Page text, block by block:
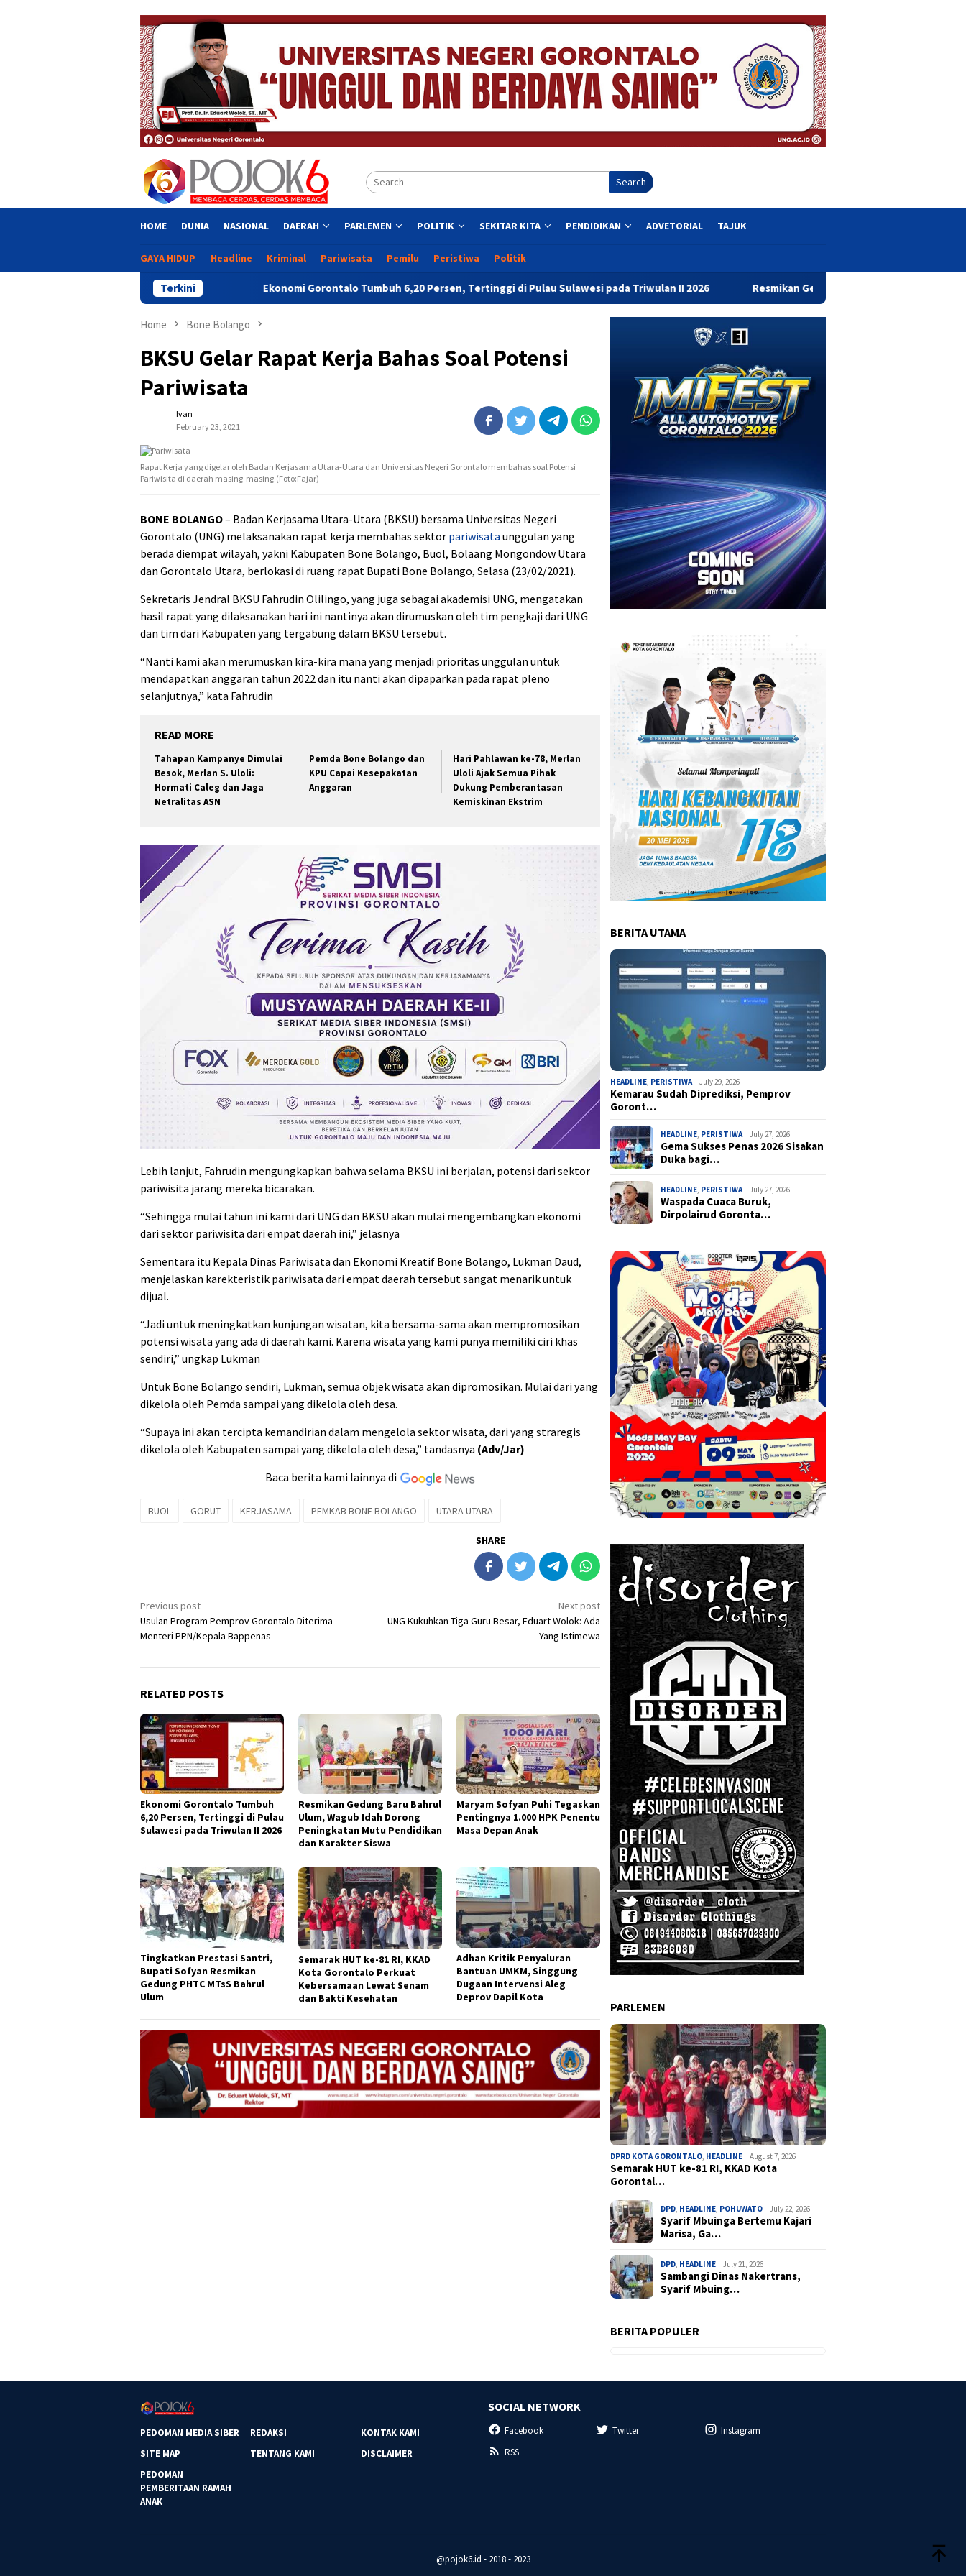
Search
HOME DUNIA NASIONAL DAERAH PARLEMEN POLITIK SEKITAR KITA PENDIDIKAN ADVETORIAL TAJUK
GAYA HIDUP Headline Kriminal Pariwisata Pemilu Peristiwa Politik
Terkini
Ekonomi Gorontalo Tumbuh 6,20 Persen, Tertinggi di Pulau Sulawesi pada Triwulan II 2026 Resmikan Gedung Baru Bahrul Ulum, Wagub Idah Dorong
Home Bone Bolango
BKSU Gelar Rapat Kerja Bahas Soal Potensi
Pariwisata
Ivan
February 23, 2021
Rapat Kerja yang digelar oleh Badan Kerjasama Utara-Utara dan Universitas Negeri Gorontalo membahas soal Potensi
Pariwisita di daerah masing-masing.(Foto:Fajar)
BONE BOLANGO– Badan Kerjasama Utara-Utara (BKSU) bersama Universitas Negeri
Gorontalo (UNG) melaksanakan rapat kerja membahas sektor pariwisata unggulan yang
berada diempat wilayah, yakni Kabupaten Bone Bolango, Buol, Bolaang Mongondow Utara
dan Gorontalo Utara, berlokasi di ruang rapat Bupati Bone Bolango, Selasa (23/02/2021).
Sekretaris Jendral BKSU Fahrudin Olilingo, yang juga sebagai akademisi UNG, mengatakan
hasil rapat yang dilaksanakan hari ini nantinya akan dirumuskan oleh tim pengkaji dari UNG
dan tim dari Kabupaten yang tergabung dalam BKSU tersebut.
“Nanti kami akan merumuskan kira-kira mana yang menjadi prioritas unggulan untuk
mendapatkan anggaran tahun 2022 dan itu nanti akan dipaparkan pada rapat pleno
selanjutnya,” kata Fahrudin
READ MORE
Tahapan Kampanye Dimulai
Besok, Merlan S. Uloli:
Hormati Caleg dan Jaga
Netralitas ASN
Pemda Bone Bolango dan
KPU Capai Kesepakatan
Anggaran
Hari Pahlawan ke-78, Merlan
Uloli Ajak Semua Pihak
Dukung Pemberantasan
Kemiskinan Ekstrim
Lebih lanjut, Fahrudin mengungkapkan bahwa selama BKSU ini berjalan, potensi dari sektor
pariwisita jarang mereka bicarakan.
“Sehingga mulai tahun ini kami dari UNG dan BKSU akan mulai mengembangkan ekonomi
dari sektor pariwisita dari empat daerah ini,” jelasnya
Sementara itu Kepala Dinas Pariwisata dan Ekonomi Kreatif Bone Bolango, Lukman Daud,
menjelaskan karekteristik pariwisata dari empat daerah tersebut sangat menarik untuk
dijual.
“Jadi untuk meningkatkan kunjungan wisatan, kita bersama-sama akan mempromosikan
potensi wisata yang ada di daerah kami. Karena wisata yang kami punya memiliki ciri khas
sendiri,” ungkap Lukman
Untuk Bone Bolango sendiri, Lukman, semua objek wisata akan dipromosikan. Mulai dari yang
dikelola oleh Pemda sampai yang dikelola oleh desa.
“Supaya ini akan tercipta kemandirian dalam mengelola sektor wisata, dari yang straregis
dikelola oleh Kabupaten sampai yang dikelola oleh desa,” tandasnya (Adv/Jar)
Baca berita kami lainnya di
BUOL GORUT KERJASAMA PEMKAB BONE BOLANGO UTARA UTARA
SHARE
Post
navigation
Previous post
Usulan Program Pemprov Gorontalo Diterima
Menteri PPN/Kepala Bappenas
Next post
UNG Kukuhkan Tiga Guru Besar, Eduart Wolok: Ada
Yang Istimewa
RELATED POSTS
Ekonomi Gorontalo Tumbuh
6,20 Persen, Tertinggi di Pulau
Sulawesi pada Triwulan II 2026
Resmikan Gedung Baru Bahrul
Ulum, Wagub Idah Dorong
Peningkatan Mutu Pendidikan
dan Karakter Siswa
Maryam Sofyan Puhi Tegaskan
Pentingnya 1.000 HPK Penentu
Masa Depan Anak
Tingkatkan Prestasi Santri,
Bupati Sofyan Resmikan
Gedung PHTC MTsS Bahrul
Ulum
Semarak HUT ke-81 RI, KKAD
Kota Gorontalo Perkuat
Kebersamaan Lewat Senam
dan Bakti Kesehatan
Adhan Kritik Penyaluran
Bantuan UMKM, Singgung
Dugaan Intervensi Aleg
Deprov Dapil Kota
BERITA UTAMA
HEADLINE, PERISTIWA July 29, 2026
Kemarau Sudah Diprediksi, Pemprov
Goront…
HEADLINE, PERISTIWA July 27, 2026
Gema Sukses Penas 2026 Sisakan
Duka bagi…
HEADLINE, PERISTIWA July 27, 2026
Waspada Cuaca Buruk,
Dirpolairud Goronta…
PARLEMEN
DPRD KOTA GORONTALO, HEADLINE August 7, 2026
Semarak HUT ke-81 RI, KKAD Kota
Gorontal…
DPD, HEADLINE, POHUWATO July 22, 2026
Syarif Mbuinga Bertemu Kajari
Marisa, Ga…
DPD, HEADLINE July 21, 2026
Sambangi Dinas Nakertrans,
Syarif Mbuing…
BERITA POPULER
PEDOMAN MEDIA SIBER REDAKSI
KONTAK KAMI
SITE MAP
TENTANG KAMI
DISCLAIMER
PEDOMAN
PEMBERITAAN RAMAH
ANAK
SOCIAL NETWORK
Facebook Twitter
Instagram
RSS
@pojok6.id - 2018 - 2023